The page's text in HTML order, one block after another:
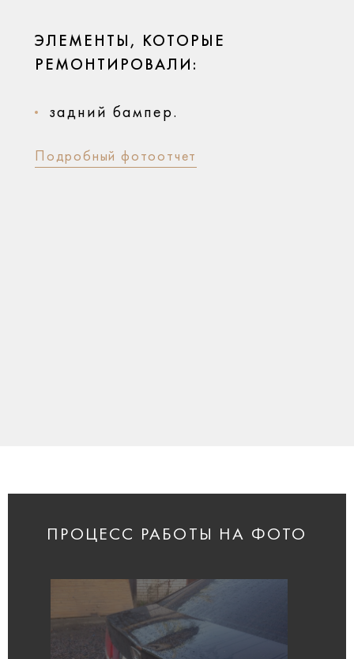
ЭЛЕМЕНТЫ, КОТОРЫЕ
РЕМОНТИРОВАЛИ:
задний бампер.
Подробный фотоотчет
ПРОЦЕСС РАБОТЫ НА ФОТО